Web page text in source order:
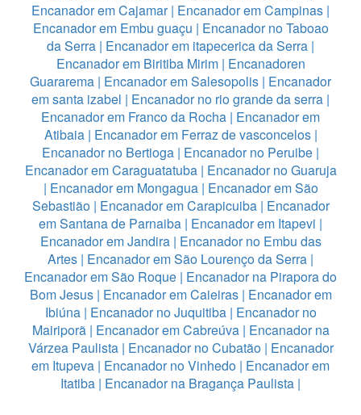
Encanador em Cajamar| Encanador em Campinas |
Encanador em Embu guaçu | Encanador no Taboao
da Serra | Encanador em itapecerica da Serra |
Encanador em Biritiba Mirim| Encanadoren
Guararema | Encanador em Salesopolis | Encanador
em santa izabel | Encanador no rio grande da serra |
Encanador em Franco da Rocha | Encanador em
Atibaia| Encanador em Ferraz de vasconcelos|
Encanador no Bertioga | Encanador no Peruibe |
Encanador em Caraguatatuba| Encanador no Guaruja
| Encanador em Mongagua| Encanador em São
Sebastião| Encanador em Carapicuiba| Encanador
em Santana de Parnaiba | Encanador em Itapevi |
Encanador em Jandira| Encanador no Embu das
Artes | Encanador em São Lourenço da Serra |
Encanador em São Roque | Encanador na Pirapora do
Bom Jesus| Encanador em Caieiras| Encanador em
Ibiúna| Encanador no Juquitiba| Encanador no
Mairiporã| Encanador em Cabreúva| Encanador na
Várzea Paulista| Encanador no Cubatão| Encanador
em Itupeva | Encanador no Vinhedo | Encanador em
Itatiba | Encanador na Bragança Paulista |